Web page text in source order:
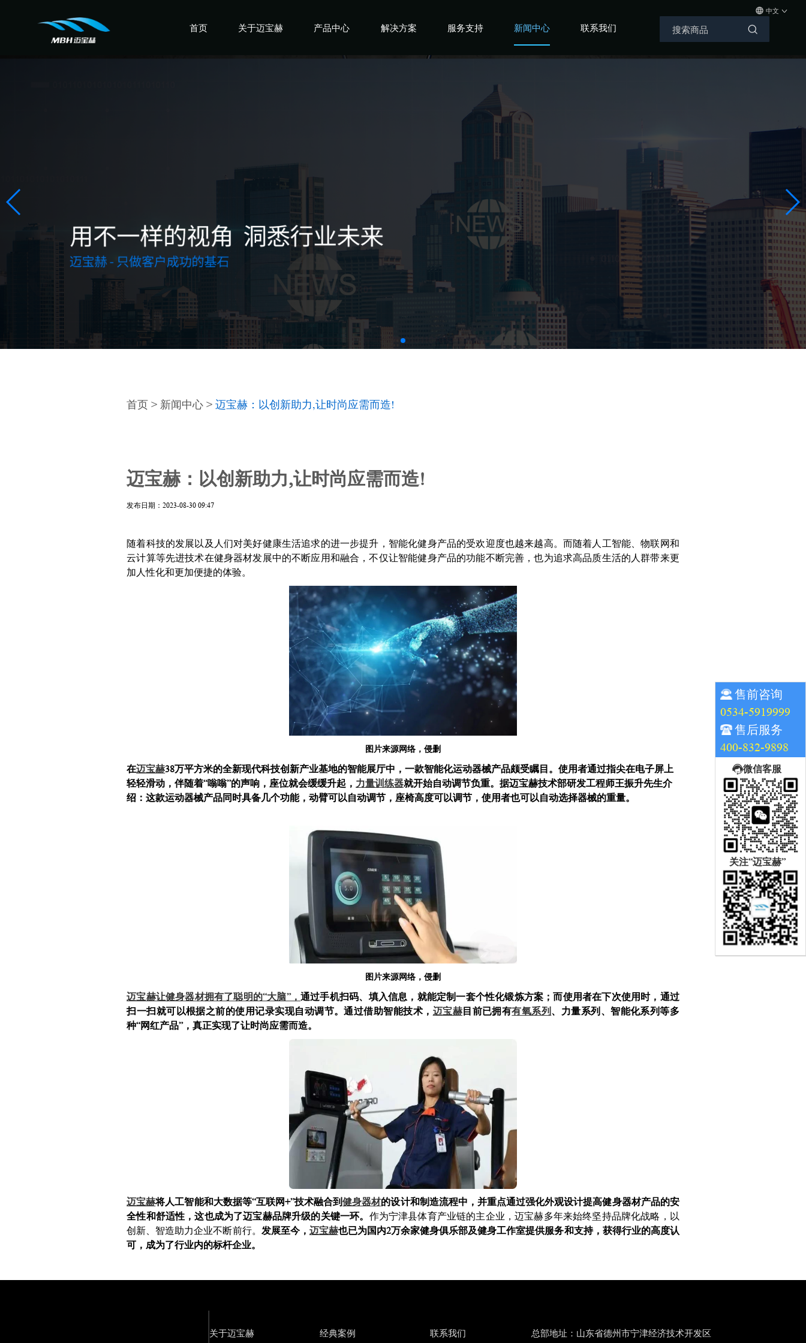
首页 关于迈宝赫 产品中心 解决方案 服务支持 新闻中心 联系我们
中文
售前咨询
0534-5919999
售后服务
400-832-9898
微信客服
关注“迈宝赫”
首页 > 新闻中心 >迈宝赫：以创新助力,让时尚应需而造!
迈宝赫：以创新助力,让时尚应需而造!
发布日期：2023-08-30 09:47
随着科技的发展以及人们对美好健康生活追求的进一步提升，智能化健身产品的受欢迎度也越来越高。而随着人工智能、物联网和
云计算等先进技术在健身器材发展中的不断应用和融合，不仅让智能健身产品的功能不断完善，也为追求高品质生活的人群带来更
加人性化和更加便捷的体验。
图片来源网络，侵删
在迈宝赫38万平方米的全新现代科技创新产业基地的智能展厅中，一款智能化运动器械产品颇受瞩目。使用者通过指尖在电子屏上
轻轻滑动，伴随着“嗡嗡”的声响，座位就会缓缓升起， 力量训练器就开始自动调节负重。据迈宝赫技术部研发工程师王振升先生介
绍：这款运动器械产品同时具备几个功能，动臂可以自动调节，座椅高度可以调节，使用者也可以自动选择器械的重量。
图片来源网络，侵删
迈宝赫让健身器材拥有了聪明的“大脑”，通过手机扫码、填入信息，就能定制一套个性化锻炼方案；而使用者在下次使用时，通过
扫一扫就可以根据之前的使用记录实现自动调节。通过借助智能技术， 迈宝赫目前已拥有有氧系列 、力量系列、智能化系列等多
种“网红产品”，真正实现了让时尚应需而造。
迈宝赫将人工智能和大数据等“互联网+”技术融合到健身器材的设计和制造流程中，并重点通过强化外观设计提高健身器材产品的安
全性和舒适性，这也成为了迈宝赫品牌升级的关键一环。 作为宁津县体育产业链的主企业，迈宝赫多年来始终坚持品牌化战略，以
创新、智造助力企业不断前行。 发展至今， 迈宝赫也已为国内2万余家健身俱乐部及健身工作室提供服务和支持，获得行业的高度认
可，成为了行业内的标杆企业。
关于迈宝赫 经典案例 联系我们 总部地址：山东省德州市宁津经济技术开发区